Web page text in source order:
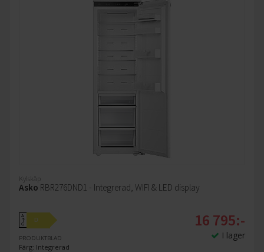
Kylskåp
Asko RBR276DND1 - Integrerad, WIFI & LED display
A
↑
G
D
PRODUKTBLAD
Färg: Integrerad
16 795:-
I lager